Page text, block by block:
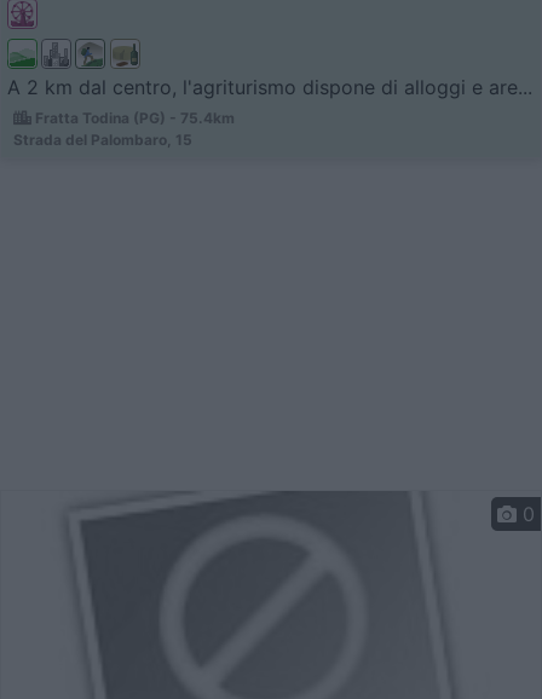
A 2 km dal centro, l'agriturismo dispone di alloggi e are...
Fratta Todina (PG) - 75.4km
Strada del Palombaro, 15
0